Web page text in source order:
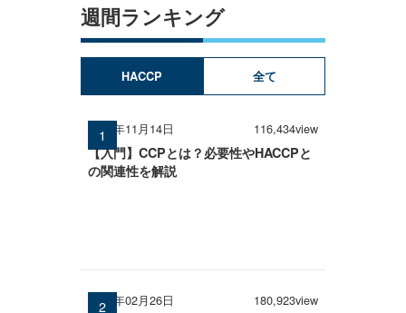
週間ランキング
HACCP 全て
2025年11月14日 116,434view
【入門】CCPとは？必要性やHACCPと
の関連性を解説
2026年02月26日 180,923view